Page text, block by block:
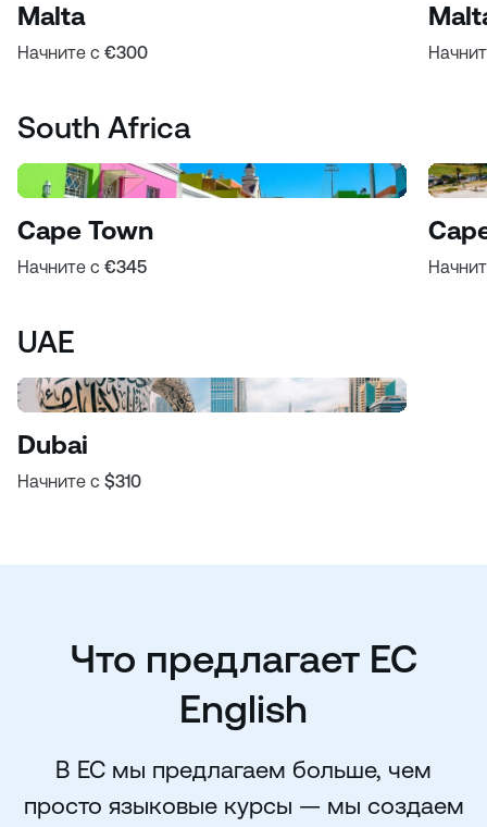
Malta
Начните с €300
South Africa
Cape Town
Начните с €345
UAE
Dubai
Начните с $310
Что предлагает EC
English
В EC мы предлагаем больше, чем
просто языковые курсы — мы создаем